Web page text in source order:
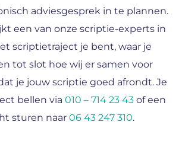
adviesgesprek in te plannen.
een van onze scriptie-experts in
scriptietraject je bent, waar je
tot slot hoe wij er samen voor
je jouw scriptie goed afrondt. Je
bellen via 010 – 714 23 43 of een
sturen naar 06 43 247 310.